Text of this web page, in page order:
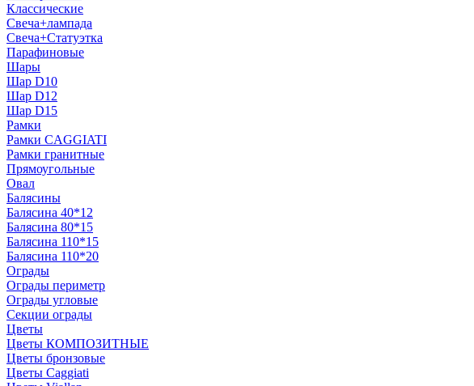
Классические
Свеча+лампада
Свеча+Статуэтка
Парафиновые
Шары
Шар D10
Шар D12
Шар D15
Рамки
Рамки CAGGIATI
Рамки гранитные
Прямоугольные
Овал
Балясины
Балясина 40*12
Балясина 80*15
Балясина 110*15
Балясина 110*20
Ограды
Ограды периметр
Ограды угловые
Секции ограды
Цветы
Цветы КОМПОЗИТНЫЕ
Цветы бронзовые
Цветы Caggiati